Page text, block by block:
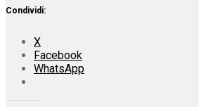
Condividi:
X
Facebook
WhatsApp